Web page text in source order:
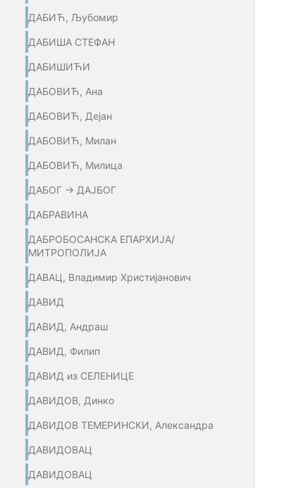
ДАБИЋ, Љубомир
ДАБИША СТЕФАН
ДАБИШИЋИ
ДАБОВИЋ, Ана
ДАБОВИЋ, Дејан
ДАБОВИЋ, Милан
ДАБОВИЋ, Милица
ДАБОГ → ДАЈБОГ
ДАБРАВИНА
ДАБРОБОСАНСКА ЕПАРХИЈА/
МИТРОПОЛИЈА
ДАВАЦ, Владимир Христијанович
ДАВИД
ДАВИД, Андраш
ДАВИД, Филип
ДАВИД из СЕЛЕНИЦЕ
ДАВИДОВ, Динко
ДАВИДОВ ТЕМЕРИНСКИ, Александра
ДАВИДОВАЦ
ДАВИДОВАЦ